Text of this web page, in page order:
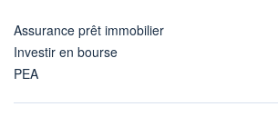
Assurance prêt immobilier
Investir en bourse
PEA